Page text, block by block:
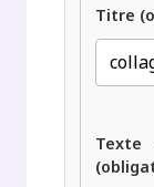
Titre
Texte